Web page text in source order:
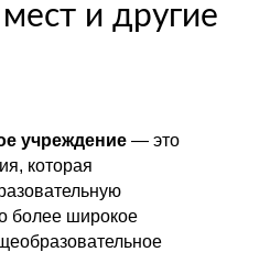
и другие
учреждение — это
которая
более широкое